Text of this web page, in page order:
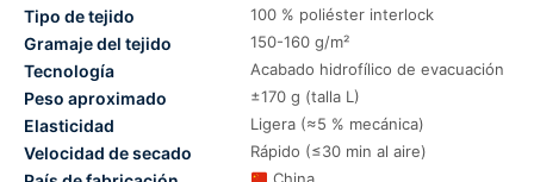
Tipo de tejido 100 % poliéster interlock
Gramaje del tejido 150-160 g/m²
Tecnología Acabado hidrofílico de evacuación
Peso aproximado ±170 g (talla L)
Elasticidad Ligera (≈5 % mecánica)
Velocidad de secado Rápido (≤30 min al aire)
China